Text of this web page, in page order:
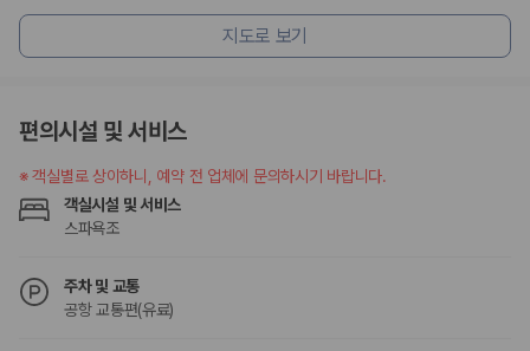
지도로 보기
편의시설 및 서비스
※객실별로 상이하니, 예약 전 업체에 문의하시기 바랍니다.
객실시설 및 서비스
스파욕조
주차 및 교통
공항 교통편(유료)